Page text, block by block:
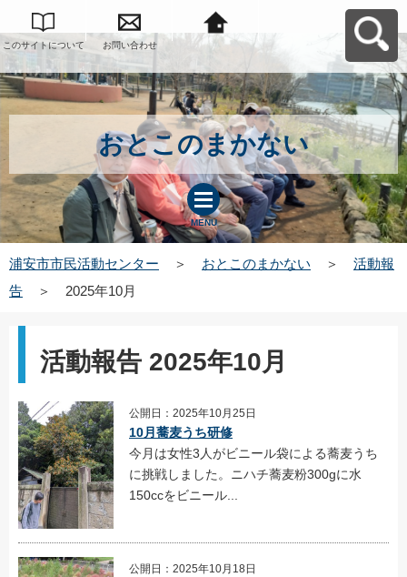
このサイトについて お問い合わせ
浦安市市民活動セン
おとこのまかない
MENU
浦安市市民活動センター ＞ おとこのまかない ＞
活動報
告
＞ 2025年10月
活動報告 2025年10月
公開日：2025年10月25日
10月蕎麦うち研修
今月は女性3人がビニール袋による蕎麦うち
に挑戦しました。ニハチ蕎麦粉300gに水
150ccをビニール...
公開日：2025年10月18日